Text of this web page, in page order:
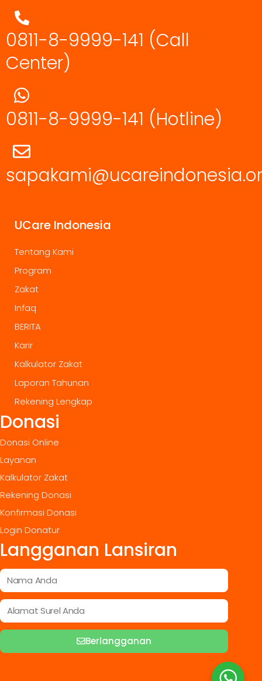
0811-8-9999-141 (Call
Center)
0811-8-9999-141 (Hotline)
UCare Indonesia
Tentang Kami
Program
Zakat
Infaq
BERITA
Karir
Kalkulator Zakat
Laporan Tahunan
Rekening Lengkap
Donasi
Donasi Online
Layanan
Kalkulator Zakat
Rekening Donasi
Konfirmasi Donasi
Login Donatur
Langganan Lansiran
Berlangganan